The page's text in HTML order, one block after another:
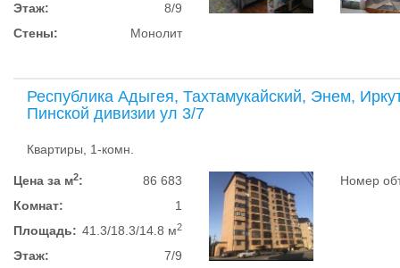
Этаж:
8/9
Стены:
Монолит
Республика Адыгея, Тахтамукайский, Энем,
Пинской дивизии ул 3/7
Квартиры, 1-комн.
Цена за м2:
86 683
Комнат:
1
Площадь: 41.3/18.3/14.8 м2
Этаж:
7/9
Номер